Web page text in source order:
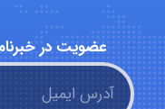
عضویت در